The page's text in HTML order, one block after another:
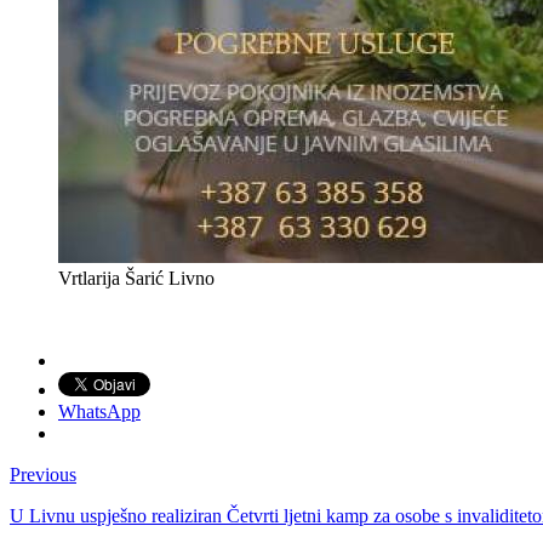
Vrtlarija Šarić Livno
WhatsApp
Previous
U Livnu uspješno realiziran Četvrti ljetni kamp za osobe s